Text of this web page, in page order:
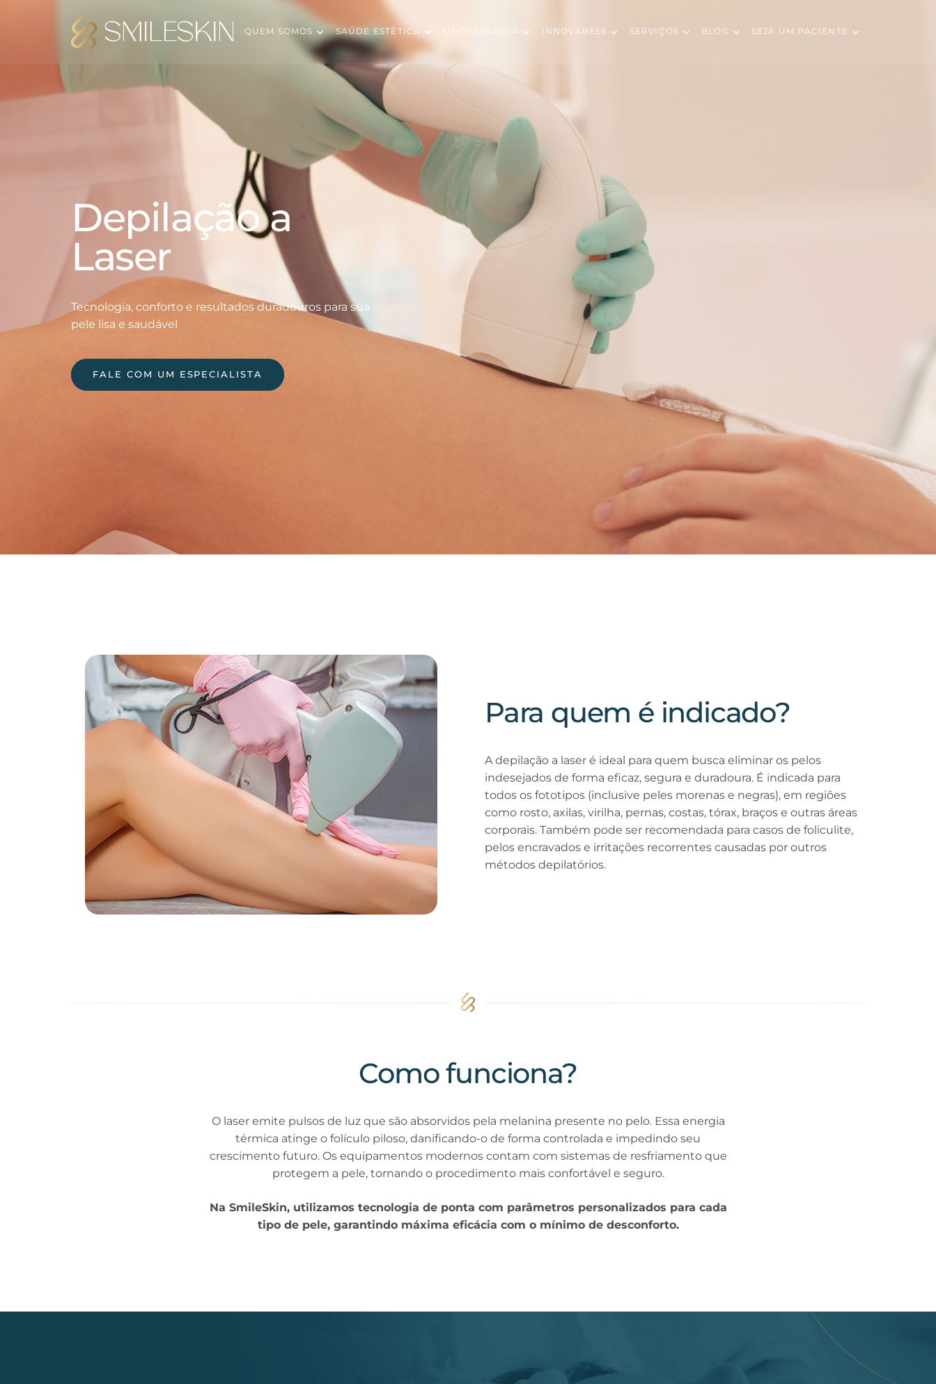
QUEM SOMOS SAÚDE ESTÉTICA ODONTOLOGIA INNOVARESS SERVIÇOS BLOG SEJA UM PACIENTE
Depilação a
Laser
Tecnologia, conforto e resultados duradouros para sua
pele lisa e saudável
FALE COM UM ESPECIALISTA
Para quem é indicado?
A depilação a laser é ideal para quem busca eliminar os pelos
indesejados de forma eficaz, segura e duradoura. É indicada para
todos os fototipos (inclusive peles morenas e negras), em regiões
como rosto, axilas, virilha, pernas, costas, tórax, braços e outras áreas
corporais. Também pode ser recomendada para casos de foliculite,
pelos encravados e irritações recorrentes causadas por outros
métodos depilatórios.
Como funciona?
O laser emite pulsos de luz que são absorvidos pela melanina presente no pelo. Essa energia
térmica atinge o folículo piloso, danificando-o de forma controlada e impedindo seu
crescimento futuro. Os equipamentos modernos contam com sistemas de resfriamento que
protegem a pele, tornando o procedimento mais confortável e seguro.
Na SmileSkin, utilizamos tecnologia de ponta com parâmetros personalizados para cada
tipo de pele, garantindo máxima eficácia com o mínimo de desconforto.